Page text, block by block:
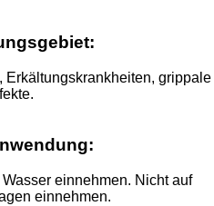
Erkältungskrankheiten, grippale
einnehmen. Nicht auf
einnehmen.